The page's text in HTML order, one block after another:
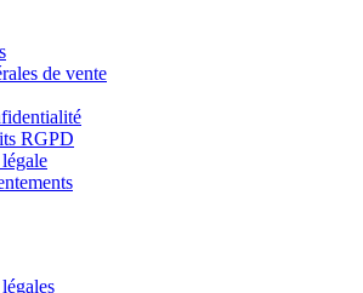
de vente
RGPD